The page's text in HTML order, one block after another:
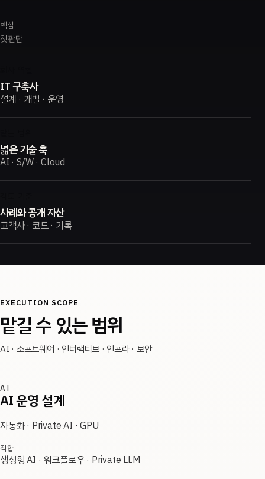
핵심
첫 판단
IT 구축사
설계 · 개발 · 운영
넓은 기술 축
AI · S/W · Cloud
사례와 공개 자산
고객사 · 코드 · 기록
EXECUTION SCOPE
맡길 수 있는 범위
AI · 소프트웨어 · 인터랙티브 · 인프라 · 보안
AI
AI 운영 설계
자동화 · Private AI · GPU
적합
생성형 AI · 워크플로우 · Private LLM